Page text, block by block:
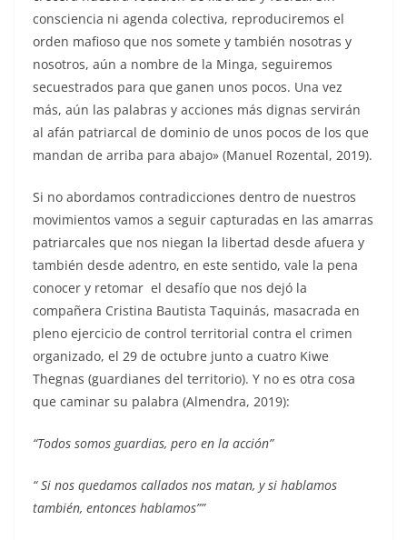
consciencia ni agenda colectiva, reproduciremos el
orden mafioso que nos somete y también nosotras y
nosotros, aún a nombre de la Minga, seguiremos
secuestrados para que ganen unos pocos. Una vez
más, aún las palabras y acciones más dignas servirán
al afán patriarcal de dominio de unos pocos de los que
mandan de arriba para abajo» (Manuel Rozental, 2019).
Si no abordamos contradicciones dentro de nuestros
movimientos vamos a seguir capturadas en las amarras
patriarcales que nos niegan la libertad desde afuera y
también desde adentro, en este sentido, vale la pena
conocer y retomar el desafío que nos dejó la
compañera Cristina Bautista Taquinás, masacrada en
pleno ejercicio de control territorial contra el crimen
organizado, el 29 de octubre junto a cuatro Kiwe
Thegnas (guardianes del territorio). Y no es otra cosa
que caminar su palabra (Almendra, 2019):
“Todos somos guardias, pero en la acción”
“ Si nos quedamos callados nos matan, y si hablamos
también, entonces hablamos””